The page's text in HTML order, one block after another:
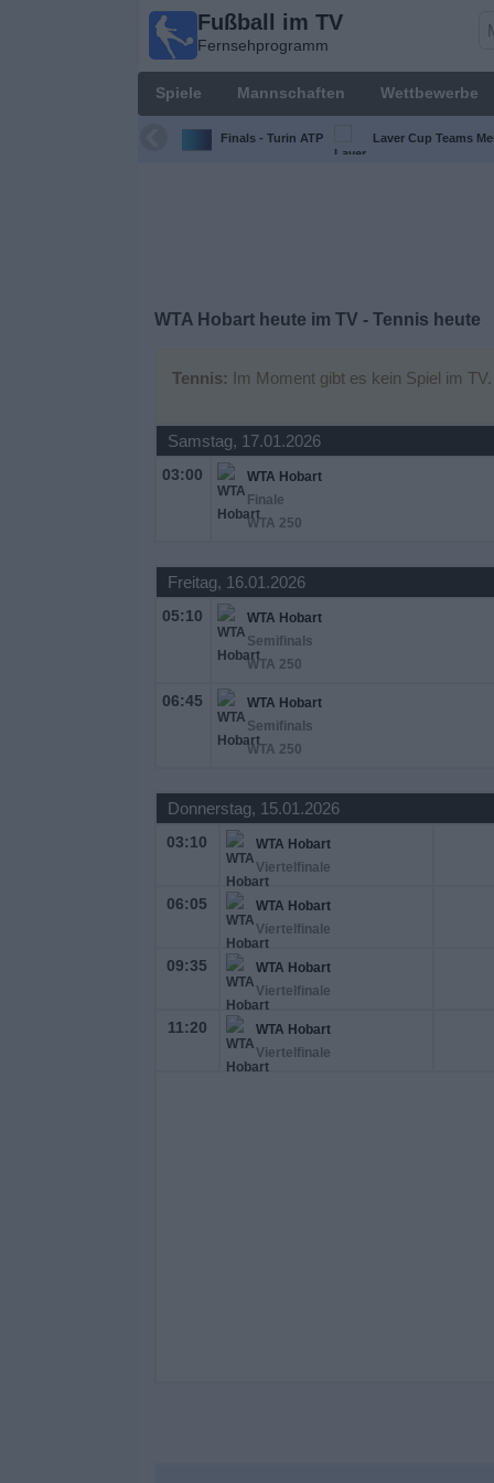
Fußball im TV
Fernsehprogramm
Spiele Mannschaften Wettbewerbe
Finals - Turin ATP Laver Cup Teams
WTA Hobart heute im TV - Tennis heute
Tennis: Im Moment gibt es kein Spiel im
Samstag, 17.01.2026
03:00
WTA Hobart
Finale
WTA 250
Freitag, 16.01.2026
05:10
WTA Hobart
Semifinals
WTA 250
06:45
WTA Hobart
Semifinals
WTA 250
Donnerstag, 15.01.2026
03:10
WTA Hobart
Viertelfinale
06:05
WTA Hobart
Viertelfinale
09:35
WTA Hobart
Viertelfinale
11:20
WTA Hobart
Viertelfinale
Fußball im
Fernsehprogramm